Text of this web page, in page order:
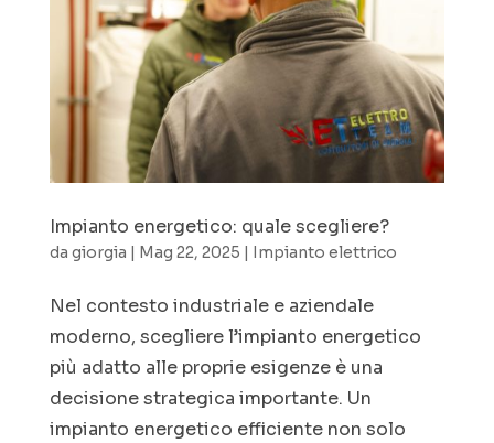
Impianto energetico: quale scegliere?
da giorgia | Mag 22, 2025 | Impianto elettrico
Nel contesto industriale e aziendale
moderno, scegliere l’impianto energetico
più adatto alle proprie esigenze è una
decisione strategica importante. Un
impianto energetico efficiente non solo